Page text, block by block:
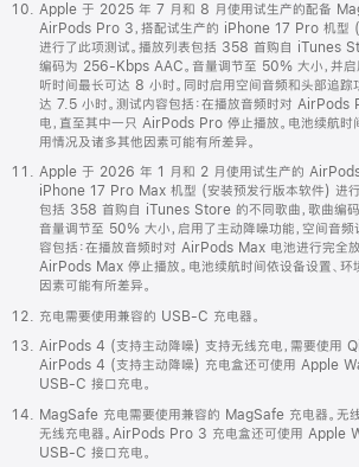
Apple 于 2025 年 7 月和 8 月使用试生产的配备
AirPods Pro 3，搭配试生产的 iPhone 17 Pro 机型 (
进行了此项测试。播放列表包括 358 首购自 iTunes
编码为 256-Kbps AAC。音量调节至 50% 大小，并启
听时间最长可达 8 小时。同时启用空间音频和头部追踪
达 7.5 小时。测试内容包括：在播放音频时对 AirPods
电，直至其中一只 AirPods Pro 停止播放。电池续航时
用情况及诸多其他因素可能有所差异。
Apple 于 2026 年 1 月和 2 月使用试生产的 AirPods
iPhone 17 Pro Max 机型 (安装预发行版本软件) 进行
包括 358 首购自 iTunes Store 的不同歌曲，歌曲编
音量调节至 50% 大小，启用了主动降噪功能，空间音频
容包括：在播放音频时对 AirPods Max 电池进行完全放
AirPods Max 停止播放。电池续航时间依设备设置、环
因素可能有所差异。
充电需要使用兼容的 USB-C 充电器。
AirPods 4 (支持主动降噪) 支持无线充电，需要使用 Qi
AirPods 4 (支持主动降噪) 充电盒还可使用 Apple
USB-C 接口充电。
MagSafe 充电需要使用兼容的 MagSafe 充电器。无
无线充电器。AirPods Pro 3 充电盒还可使用 Apple
USB-C 接口充电。